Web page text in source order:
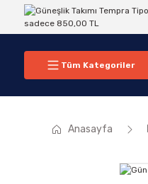
Tüm Kategoriler
Anasayfa